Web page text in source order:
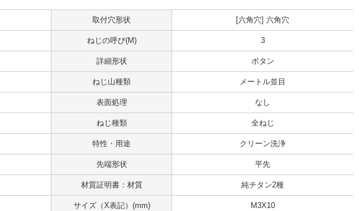
取付穴形状 [六角穴] 六角穴
ねじの呼び(M) 3
詳細形状 ボタン
ねじ山種類 メートル並目
表面処理 なし
ねじ種類 全ねじ
特性・用途 クリーン洗浄
先端形状 平先
材質証明書：材質 純チタン2種
サイズ（X表記）(mm) M3X10